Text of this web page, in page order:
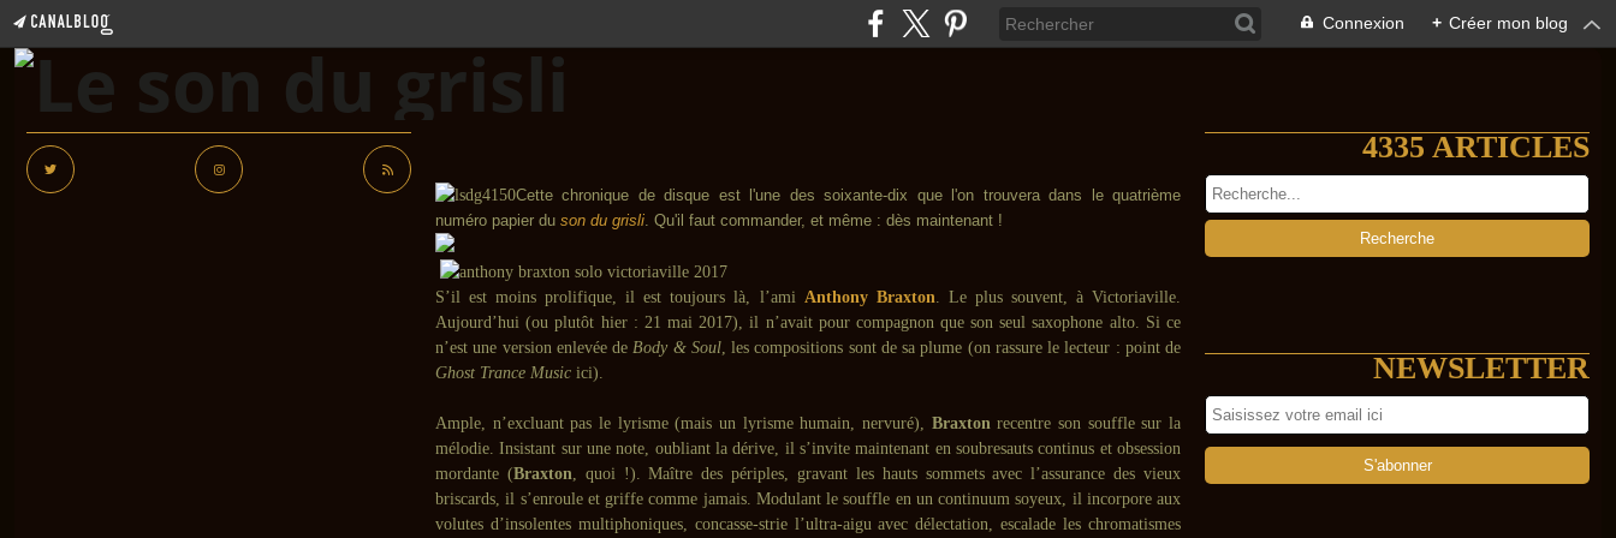
Connexion + Créer mon blog
Cette chronique de disque est l'une des soixante-dix que l'on trouvera dans le quatrième
numéro papier du son du grisli. Qu'il faut commander, et même : dès maintenant !
S’il est moins prolifique, il est toujours là, l’ami Anthony Braxton. Le plus souvent, à Victoriaville.
Aujourd’hui (ou plutôt hier : 21 mai 2017), il n’avait pour compagnon que son seul saxophone alto. Si ce
n’est une version enlevée deBody & Soul, les compositions sont de sa plume (on rassure le lecteur : point de
Ghost Trance Music ici).
Ample, n’excluant pas le lyrisme (mais un lyrisme humain, nervuré), Braxtonrecentre son souffle sur la
mélodie. Insistant sur une note, oubliant la dérive, il s’invite maintenant en soubresauts continus et obsession
mordante (Braxton, quoi !). Maître des périples, gravant les hauts sommets avec l’assurance des vieux
briscards, il s’enroule et griffe comme jamais. Modulant le souffle en un continuum soyeux, il incorpore aux
volutes d’insolentes multiphoniques, concasse-strie l’ultra-aigu avec délectation, escalade les chromatismes
4335 ARTICLES
NEWSLETTER